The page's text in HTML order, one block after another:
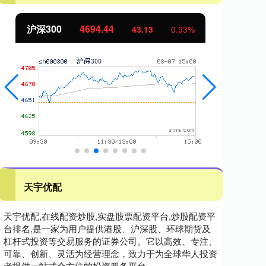
沪深300 4694.44 43.13 0.93%
天宇优配
天宇优配,在线配资炒股,实盘股票配资平台,炒股配资平
台排名,是一家为用户提供港股、沪深股、环球期货及
杠杆式投资等交易服务的证券公司。它以高效、专注、
可靠、创新、灵活为经营理念，致力于为全球华人投资